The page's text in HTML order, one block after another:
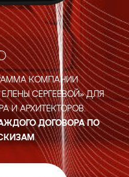
КОМПАНИИ
СЕРГЕЕВОЙ»ДЛЯ
И АРХИТЕКТОРОВ.
ДОГОВОРА ПО